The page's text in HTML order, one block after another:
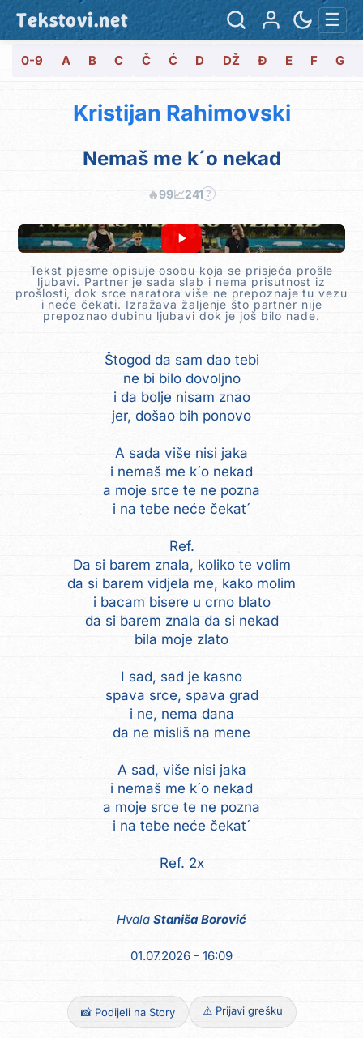
Tekstovi.net ☰
0-9 A B C Č Ć D DŽ Đ E F G
Kristijan Rahimovski
Nemaš me k´o nekad
🔥99📈241 ?
Tekst pjesme opisuje osobu koja se prisjeća prošle
ljubavi. Partner je sada slab i nema prisutnost iz
prošlosti, dok srce naratora više ne prepoznaje tu vezu
i neće čekati. Izražava žaljenje što partner nije
prepoznao dubinu ljubavi dok je još bilo nade.
Štogod da sam dao tebi
ne bi bilo dovoljno
i da bolje nisam znao
jer, došao bih ponovo
A sada više nisi jaka
i nemaš me k´o nekad
a moje srce te ne pozna
i na tebe neće čekat´
Ref.
Da si barem znala, koliko te volim
da si barem vidjela me, kako molim
i bacam bisere u crno blato
da si barem znala da si nekad
bila moje zlato
I sad, sad je kasno
spava srce, spava grad
i ne, nema dana
da ne misliš na mene
A sad, više nisi jaka
i nemaš me k´o nekad
a moje srce te ne pozna
i na tebe neće čekat´
Ref. 2x
Hvala Staniša Borović
01.07.2026 - 16:09
📸 Podijeli na Story ⚠️ Prijavi grešku